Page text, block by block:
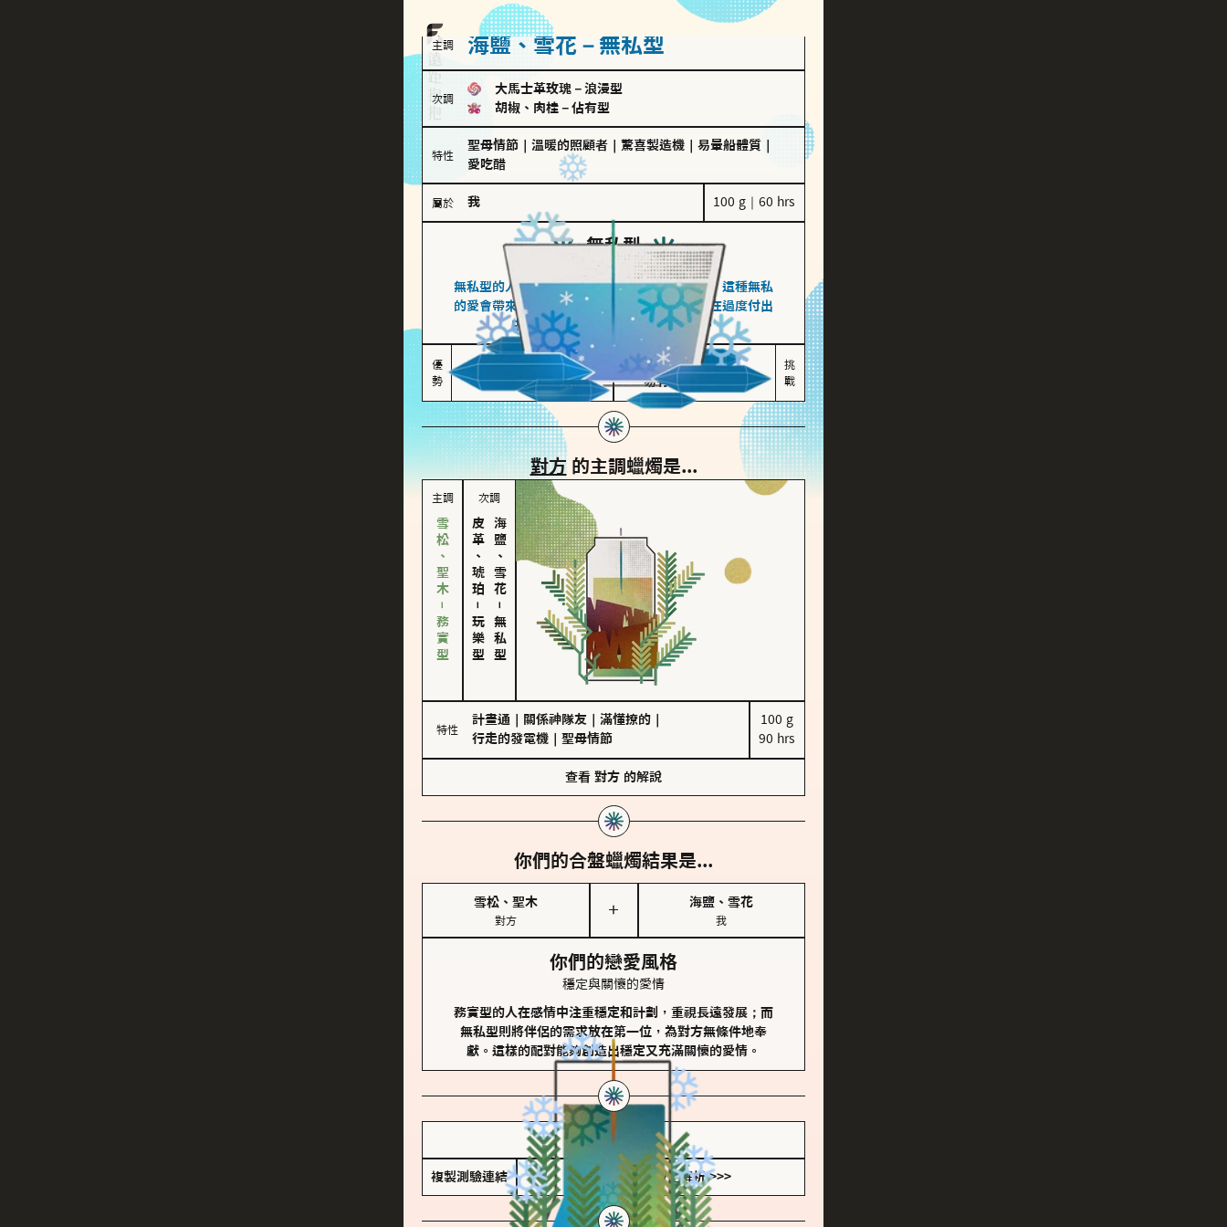
主調 海鹽、雪花－無私型
次調
大馬士革玫瑰 － 浪漫型
胡椒、肉桂 － 佔有型
特性
聖母情節 溫暖的照顧者 驚喜製造機 易暈船體質
愛吃醋
屬於 我 100 g｜60 hrs
無私型
海鹽、雪花
無私型的人傾向用心呵護、滿足另一半的需求，這種無私
的愛會帶來緊密的關係連結，但也可能讓他們在過度付出
中迷失自我，忽略自己真正的需求。
優
勢
無私奉獻
讓伴侶感受到關懷
較難設立界線
易有強烈情感依賴
挑
戰
對方的主調蠟燭是...
主調
雪松、聖木－務實型
次調
皮革、琥珀
－
玩樂型
海鹽、雪花
－
無私型
特性
計畫通 關係神隊友 滿懂撩的
行走的發電機
聖母情節
100 g
90 hrs
查看 對方 的解說
你們的合盤蠟燭結果是...
雪松、聖木
對方
＋
海鹽、雪花
我
你們的戀愛風格
穩定與關懷的愛情
務實型的人在感情中注重穩定和計劃，重視長遠發展；而
無私型則將伴侶的需求放在第一位，為對方無條件地奉
獻。這樣的配對能夠創造出穩定又充滿關懷的愛情。
儲存我的結果圖
複製測驗連結 查看香氛類型全解析 >>>